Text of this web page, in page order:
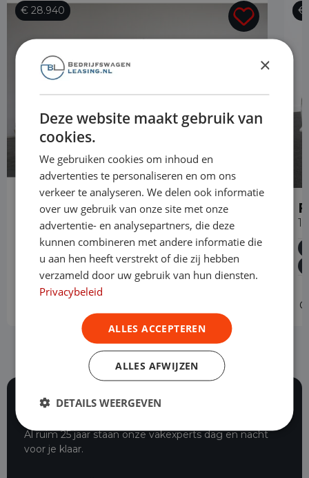
€ 28.940
Ford Transit Custom
300 2.0 TDCI L2H1 Trend Dubbele
Diesel Automaat 60.821 km
2023
Asten
L2H1
€
Al ruim 25 jaar staan onze vakexperts dag en nacht
voor je klaar.
×
Deze website maakt gebruik van
cookies.
We gebruiken cookies om inhoud en
advertenties te personaliseren en om ons
verkeer te analyseren. We delen ook informatie
over uw gebruik van onze site met onze
advertentie- en analysepartners, die deze
kunnen combineren met andere informatie die
u aan hen heeft verstrekt of die zij hebben
verzameld door uw gebruik van hun diensten.
Privacybeleid
ALLES ACCEPTEREN
ALLES AFWIJZEN
DETAILS WEERGEVEN